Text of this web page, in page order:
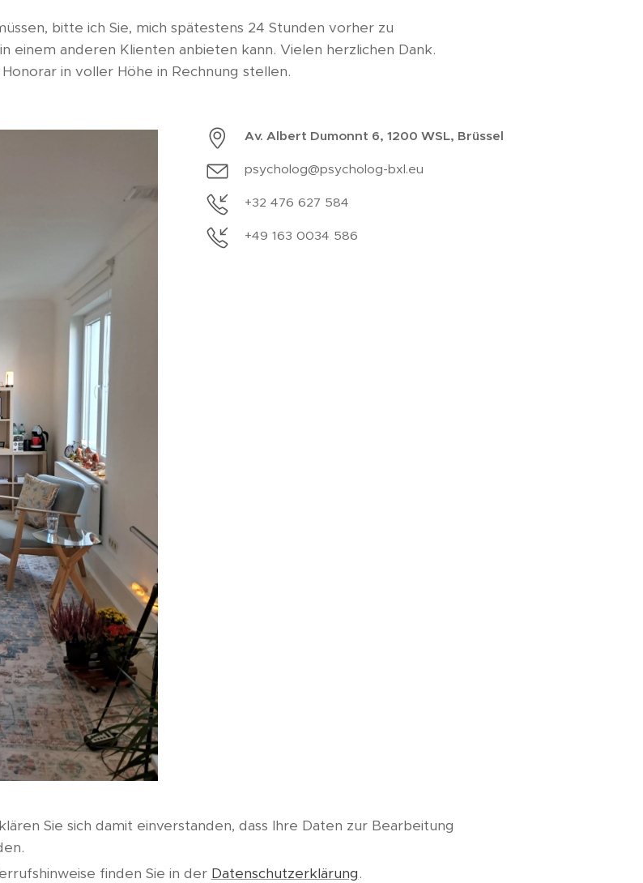
bitte ich Sie, mich spätestens 24 Stunden vorher zu
einem anderen Klienten anbieten kann. Vielen herzlichen Dank.
in voller Höhe in Rechnung stellen.
Av. Albert Dumonnt 6, 1200 WSL, Brüssel
psycholog@psycholog-bxl.eu
+32 476 627 584
+49 163 0034 586
Sie sich damit einverstanden, dass Ihre Daten zur Bearbeitung
finden Sie in der Datenschutzerklärung.